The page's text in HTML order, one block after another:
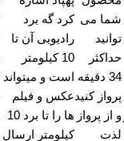
شما می
توانید
حداکثر
34 دقیقه
پرواز کنید
و از پرواز
لذت
کرد گه برد
رادیویی آن تا
10 کیلومتر
است و میتواند
عکس و فیلم
ها را تا برد 10
کیلومتر ارسال